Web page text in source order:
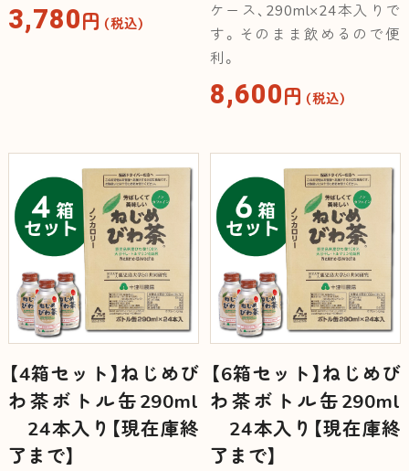
3,780円 （税込）
ケース、290ml×24本入りで
す。そのまま飲めるので便
利。
8,600円 （税込）
【4箱セット】ねじめび
わ茶ボトル缶290ml
24本入り【現在庫終
了まで】
【6箱セット】ねじめび
わ茶ボトル缶290ml
24本入り【現在庫終
了まで】